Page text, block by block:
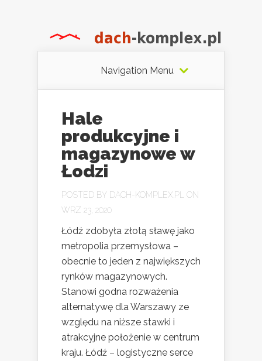
Navigation Menu
Hale
produkcyjne i
magazynowe w
Łodzi
POSTED BY DACH-KOMPLEX.PL
ON
WRZ 23, 2020
Łódź zdobyła złotą sławę jako
metropolia przemysłowa –
obecnie to jeden z największych
rynków magazynowych.
Stanowi godna rozważenia
alternatywę dla Warszawy ze
względu na niższe stawki i
atrakcyjne położenie w centrum
kraju. Łódź – logistyczne serce